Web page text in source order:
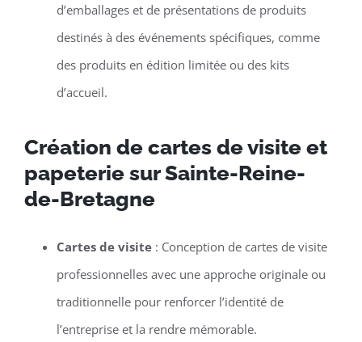
d’emballages et de présentations de produits
destinés à des événements spécifiques, comme
des produits en édition limitée ou des kits
d’accueil.
Création de cartes de visite et
papeterie sur Sainte-Reine-
de-Bretagne
Cartes de visite: Conception de cartes de visite
professionnelles avec une approche originale ou
traditionnelle pour renforcer l’identité de
l’entreprise et la rendre mémorable.